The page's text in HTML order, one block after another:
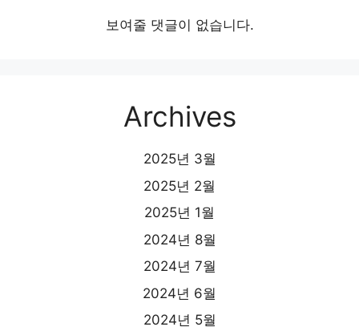
보여줄 댓글이 없습니다.
Archives
2025년 3월
2025년 2월
2025년 1월
2024년 8월
2024년 7월
2024년 6월
2024년 5월